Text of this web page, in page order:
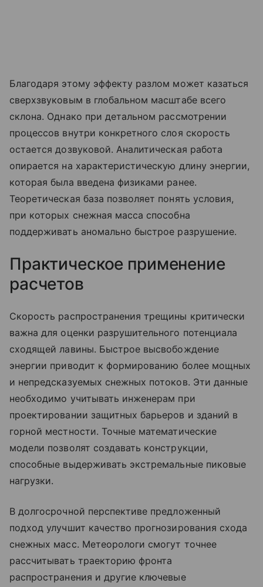
Благодаря этому эффекту разлом может казаться
сверхзвуковым в глобальном масштабе всего
склона. Однако при детальном рассмотрении
процессов внутри конкретного слоя скорость
остается дозвуковой. Аналитическая работа
опирается на характеристическую длину энергии,
которая была введена физиками ранее.
Теоретическая база позволяет понять условия,
при которых снежная масса способна
поддерживать аномально быстрое разрушение.
Практическое применение
расчетов
Скорость распространения трещины критически
важна для оценки разрушительного потенциала
сходящей лавины. Быстрое высвобождение
энергии приводит к формированию более мощных
и непредсказуемых снежных потоков. Эти данные
необходимо учитывать инженерам при
проектировании защитных барьеров и зданий в
горной местности. Точные математические
модели позволят создавать конструкции,
способные выдерживать экстремальные пиковые
нагрузки.
В долгосрочной перспективе предложенный
подход улучшит качество прогнозирования схода
снежных масс. Метеорологи смогут точнее
рассчитывать траекторию фронта
распространения и другие ключевые